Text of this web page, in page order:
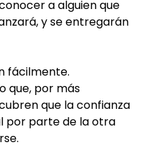
a alguien que
y se entregarán
fácilmente.
que, por más
que la confianza
por parte de la otra